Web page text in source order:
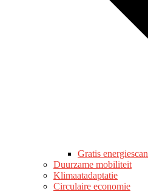
Gratis energiescan
Duurzame mobiliteit
Klimaatadaptatie
Circulaire economie